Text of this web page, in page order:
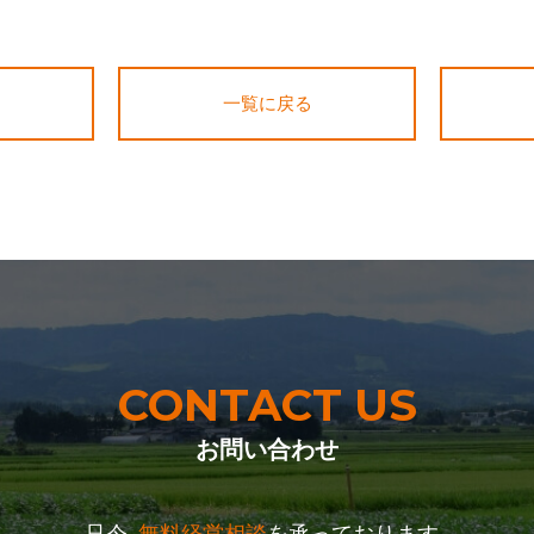
一覧に戻る
CONTACT US
お問い合わせ